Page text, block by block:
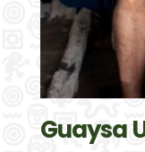
Guaysa